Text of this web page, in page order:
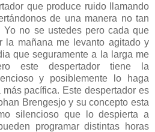
que produce ruido llamando
de una manera no tan
Yo no se ustedes pero cada que
la mañana me levanto agitado y
que seguramente a la larga me
este despertador tiene la
y posiblemente lo haga
pacífica. Este despertador es
Brengesjo y su concepto esta
silencioso que lo despierta a
programar distintas horas